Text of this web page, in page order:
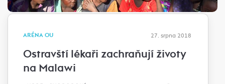
ARÉNA OU 27. srpna 2018
Ostravští lékaři zachraňují životy
na Malawi